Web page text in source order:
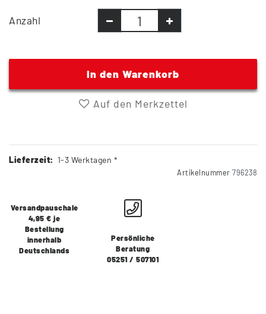
Anzahl
In den Warenkorb
Auf den Merkzettel
Lieferzeit: 1-3 Werktagen *
Artikelnummer 796238
Versandpauschale
4,95 € je
Bestellung
innerhalb
Deutschlands
Persönliche
Beratung
05251 / 507101